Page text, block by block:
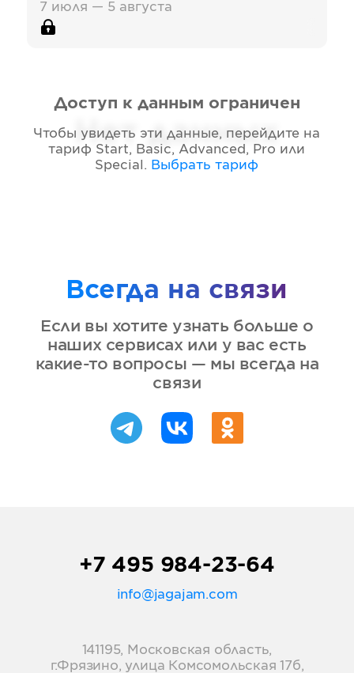
7 июля — 5 августа
Нет данных
Доступ к данным ограничен
Чтобы увидеть эти данные, перейдите на
тариф Start, Basic, Advanced, Pro или
Special . Выбрать тариф
Всегда на связи
Если вы хотите узнать больше о
наших сервисах или у вас есть
какие-то вопросы — мы всегда на
связи
+7 495 984-23-64
info@jagajam.com
141195, Московская область,
г.Фрязино, улица Комсомольская 17б,